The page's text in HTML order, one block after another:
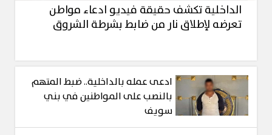
الداخلية تكشف حقيقة فيديو ادعاء مواطن
تعرضه لإطلاق نار من ضابط بشرطة الشروق
ادعى عمله بالداخلية.. ضبط المتهم
بالنصب على المواطنين في بني
سويف